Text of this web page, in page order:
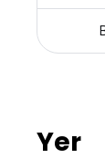
Yer